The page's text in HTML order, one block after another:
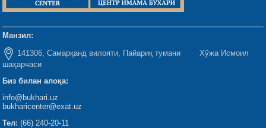
Манзил:
141306, Самарқанд вилояти, Пайариқ тумани Хўжа Исмоил
шаҳарчаси
Биз билан алоқа:
info@bukhari.uz
bukharicenter@exat.uz
Тел: (66) 240-20-11